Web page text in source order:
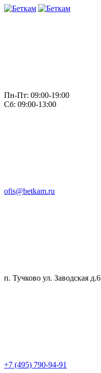
Пн-Пт: 09:00-19:00
Сб: 09:00-13:00
ofis@betkam.ru
п. Тучково ул. Заводская д.6
+7 (495) 790-94-91